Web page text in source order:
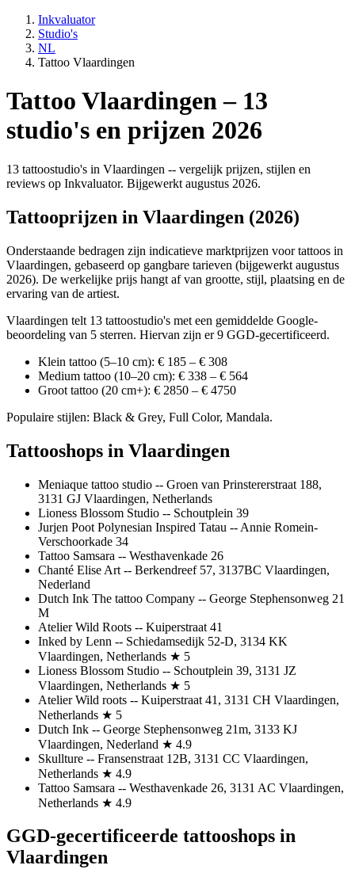
Inkvaluator
Studio's
NL
Tattoo Vlaardingen
Tattoo Vlaardingen – 13
studio's en prijzen 2026
13 tattoostudio's in Vlaardingen -- vergelijk prijzen, stijlen en
reviews op Inkvaluator. Bijgewerkt augustus 2026.
Tattooprijzen in Vlaardingen (2026)
Onderstaande bedragen zijn indicatieve marktprijzen voor tattoos in
Vlaardingen, gebaseerd op gangbare tarieven (bijgewerkt augustus
2026). De werkelijke prijs hangt af van grootte, stijl, plaatsing en de
ervaring van de artiest.
Vlaardingen telt 13 tattoostudio's met een gemiddelde Google-
beoordeling van 5 sterren. Hiervan zijn er 9 GGD-gecertificeerd.
Klein tattoo (5–10 cm): € 185 – € 308
Medium tattoo (10–20 cm): € 338 – € 564
Groot tattoo (20 cm+): € 2850 – € 4750
Populaire stijlen: Black & Grey, Full Color, Mandala.
Tattooshops in Vlaardingen
Meniaque tattoo studio -- Groen van Prinstererstraat 188,
3131 GJ Vlaardingen, Netherlands
Lioness Blossom Studio -- Schoutplein 39
Jurjen Poot Polynesian Inspired Tatau -- Annie Romein-
Verschoorkade 34
Tattoo Samsara -- Westhavenkade 26
Chanté Elise Art -- Berkendreef 57, 3137BC Vlaardingen,
Nederland
Dutch Ink The tattoo Company -- George Stephensonweg 21
M
Atelier Wild Roots -- Kuiperstraat 41
Inked by Lenn -- Schiedamsedijk 52-D, 3134 KK
Vlaardingen, Netherlands ★ 5
Lioness Blossom Studio -- Schoutplein 39, 3131 JZ
Vlaardingen, Netherlands ★ 5
Atelier Wild roots -- Kuiperstraat 41, 3131 CH Vlaardingen,
Netherlands ★ 5
Dutch Ink -- George Stephensonweg 21m, 3133 KJ
Vlaardingen, Nederland ★ 4.9
Skullture -- Fransenstraat 12B, 3131 CC Vlaardingen,
Netherlands ★ 4.9
Tattoo Samsara -- Westhavenkade 26, 3131 AC Vlaardingen,
Netherlands ★ 4.9
GGD-gecertificeerde tattooshops in
Vlaardingen